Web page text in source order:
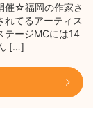
催☆福岡の作家さ
れてるアーティス
テージMCには14
[…]